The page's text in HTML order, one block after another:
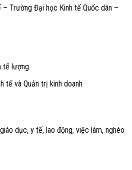
– Trường Đại học Kinh tế Quốc dân –
tế lượng
tế và Quản trị kinh doanh
dục, y tế, lao động, việc làm, nghèo